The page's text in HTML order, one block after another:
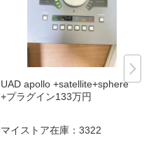
UAD apollo +satellite+sphere
+プラグイン133万円
マイストア在庫： 3322